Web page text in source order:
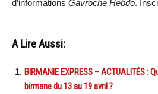
d’informations Gavroche Hebdo.
A Lire Aussi:
BIRMANIE EXPRESS – ACTUALITÉS :
birmane du 13 au 19 avril ?